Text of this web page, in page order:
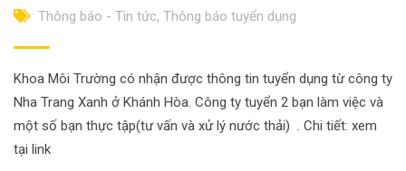
Thông báo - Tin tức, Thông báo tuyển dụng
Khoa Môi Trường có nhận được thông tin tuyển dụng từ công ty
Nha Trang Xanh ở Khánh Hòa. Công ty tuyển 2 bạn làm việc và
một số bạn thực tập(tư vấn và xử lý nước thải) . Chi tiết: xem
tại link